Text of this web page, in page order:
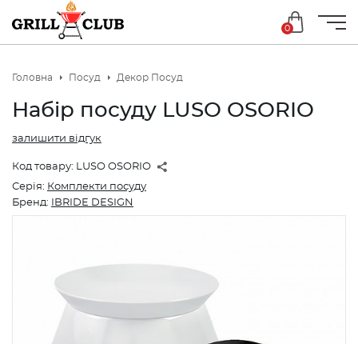
0
Головна Посуд Декор Посуд
Набір посуду LUSO OSORIO
Код товару: LUSO OSORIO
залишити відгук
Бренд: IBRIDE DESIGN
Серія: Комплекти посуду